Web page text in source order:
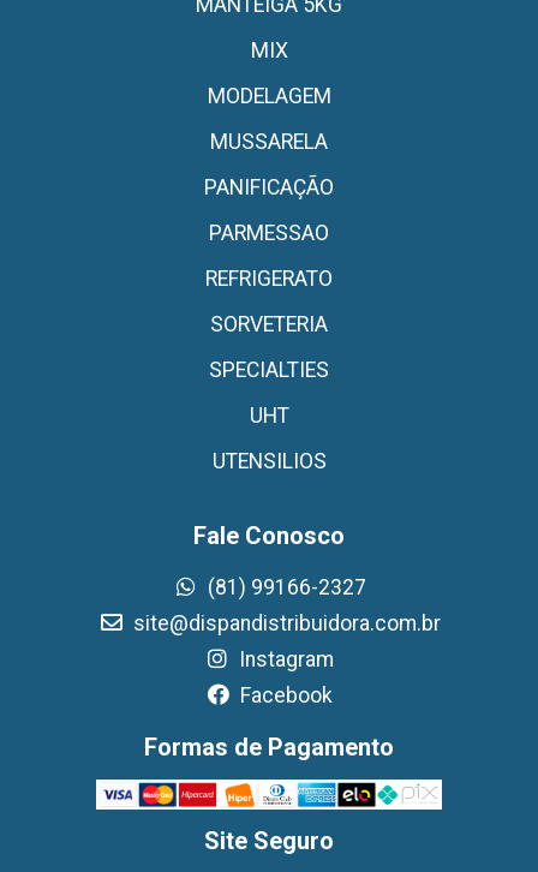
MANTEIGA 5KG
MIX
MODELAGEM
MUSSARELA
PANIFICAÇÃO
PARMESSAO
REFRIGERATO
SORVETERIA
SPECIALTIES
UHT
UTENSILIOS
Fale Conosco
(81) 99166-2327
site@dispandistribuidora.com.br
Instagram
Facebook
Formas de Pagamento
Site Seguro